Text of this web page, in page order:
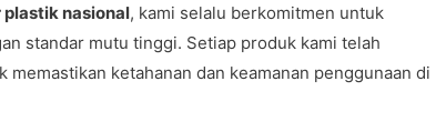
nasional, kami selalu berkomitmen untuk
standar mutu tinggi. Setiap produk kami telah
ketahanan dan keamanan penggunaan di